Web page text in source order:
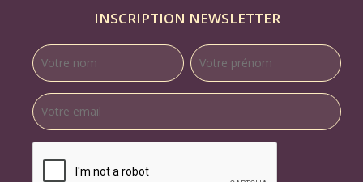
INSCRIPTION NEWSLETTER